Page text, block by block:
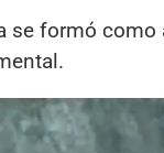
se formó